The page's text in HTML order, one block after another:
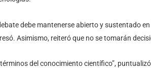
debe mantenerse abierto y sustentado
Asimismo, reiteró que no se tomarán
del conocimiento científico”,